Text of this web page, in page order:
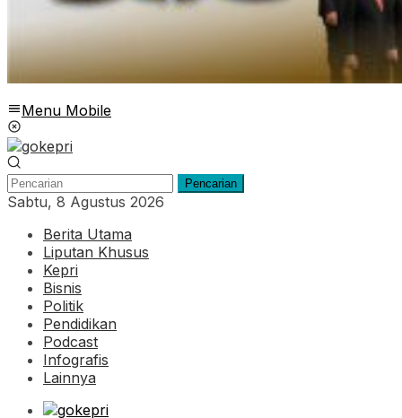
Menu Mobile
Pencarian
Sabtu, 8 Agustus 2026
Berita Utama
Liputan Khusus
Kepri
Bisnis
Politik
Pendidikan
Podcast
Infografis
Lainnya